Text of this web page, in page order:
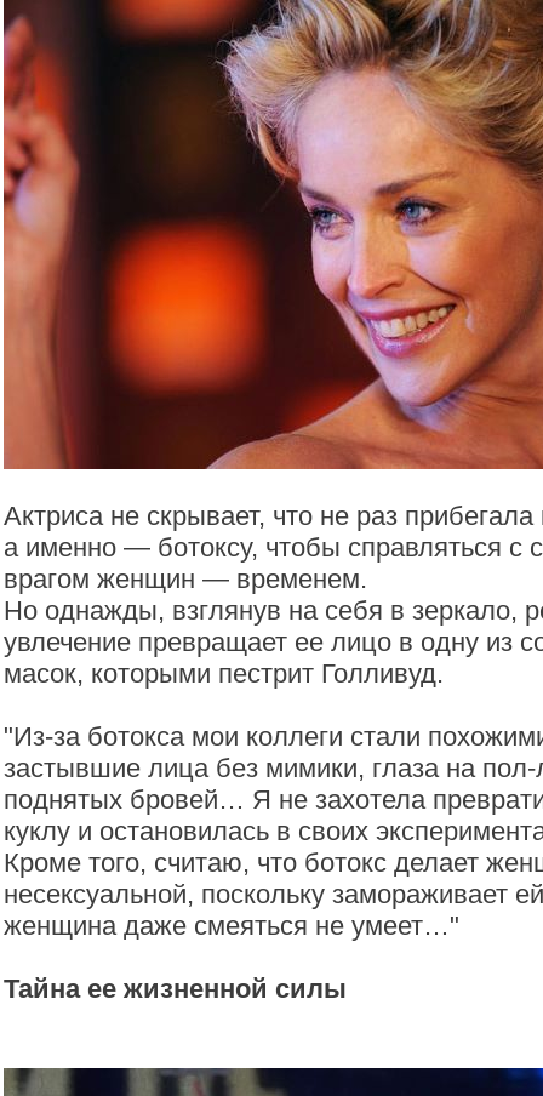
Актриса не скрывает, что не раз
а именно — ботоксу, чтобы справляться
врагом женщин — временем.
Но однажды, взглянув на себя в зеркало,
увлечение превращает ее лицо в одну из
масок, которыми пестрит Голливуд.
"Из-за ботокса мои коллеги стали
застывшие лица без мимики, глаза на пол-
поднятых бровей… Я не захотела
куклу и остановилась в своих
Кроме того, считаю, что ботокс делает
несексуальной, поскольку замораживает
женщина даже смеяться не умеет…"
Тайна ее жизненной силы